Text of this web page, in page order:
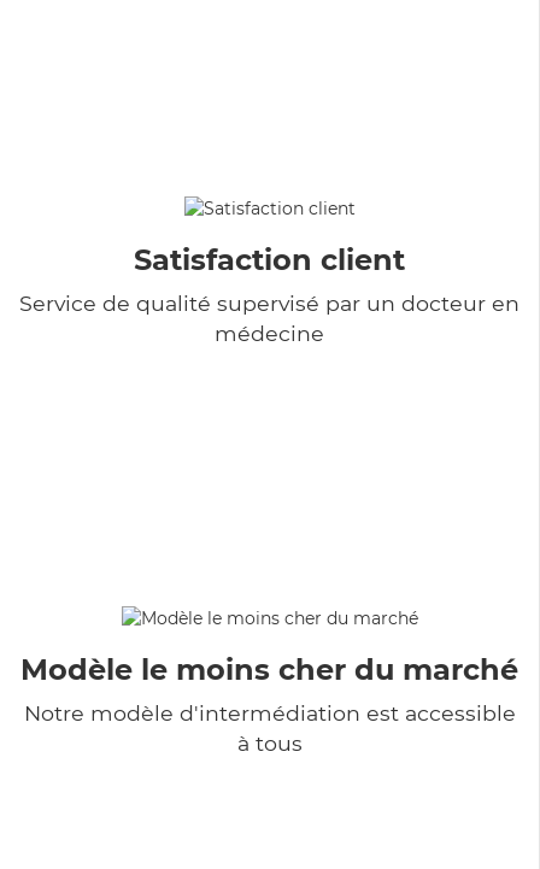
Satisfaction client
Service de qualité supervisé par un docteur en
médecine
Modèle le moins cher du marché
Notre modèle d'intermédiation est accessible
à tous